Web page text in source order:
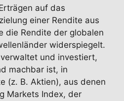
auf das
einer Rendite aus
die Rendite der globalen
widerspiegelt.
und investiert,
machbar ist, in
(z. B. Aktien), aus denen
Markets Index, der